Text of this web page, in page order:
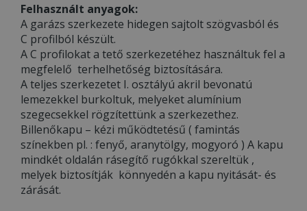
Felhasznált anyagok:
A garázs szerkezete hidegen sajtolt szögvasból és
C profilból készült.
A C profilokat a tető szerkezetéhez használtuk fel a
megfelelő terhelhetőség biztosítására.
A teljes szerkezetet I. osztályú akril bevonatú
lemezekkel burkoltuk, melyeket alumínium
szegecsekkel rögzítettünk a szerkezethez.
Billenőkapu – kézi működtetésű ( famintás
színekben pl. : fenyő, aranytölgy, mogyoró ) A kapu
mindkét oldalán rásegítő rugókkal szereltük ,
melyek biztosítják könnyedén a kapu nyitását- és
zárását.